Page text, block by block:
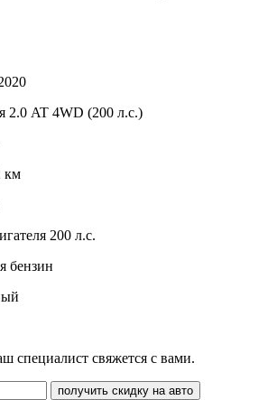
2.0 AT 4WD (200 л.с.)
км
200 л.с.
бензин
специалист свяжется с вами.
получить скидку на авто